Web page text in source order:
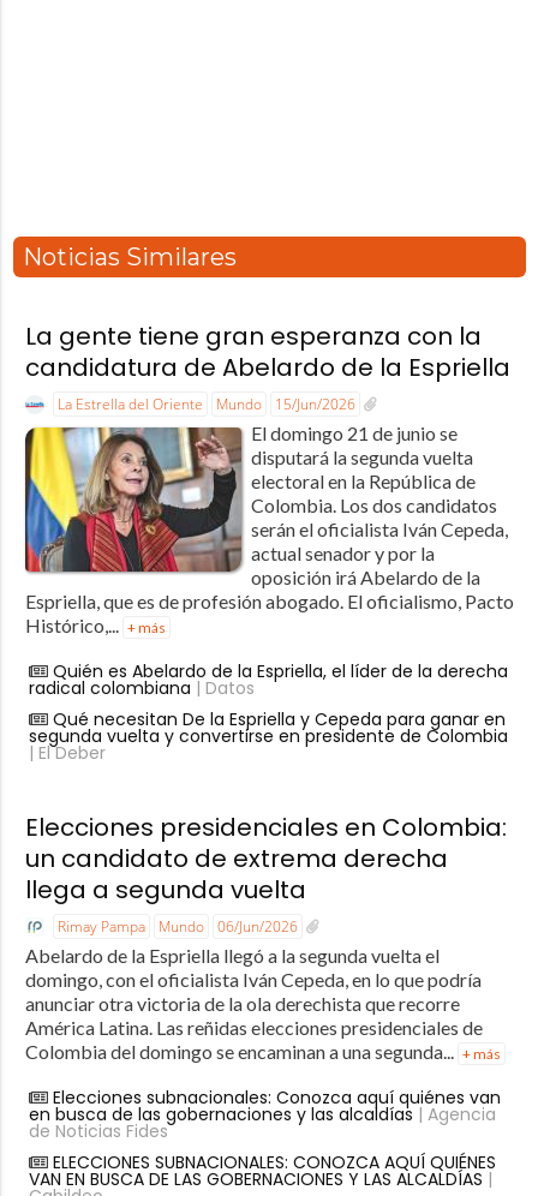
Noticias Similares
La gente tiene gran esperanza con la
candidatura de Abelardo de la Espriella
La Estrella del Oriente Mundo 15/Jun/2026
El domingo 21 de junio se
disputará la segunda vuelta
electoral en la República de
Colombia. Los dos candidatos
serán el oficialista Iván Cepeda,
actual senador y por la
oposición irá Abelardo de la
Espriella, que es de profesión abogado. El oficialismo, Pacto
Histórico,... + más
Quién es Abelardo de la Espriella, el líder de la derecha
radical colombiana | Datos
Qué necesitan De la Espriella y Cepeda para ganar en
segunda vuelta y convertirse en presidente de Colombia
| El Deber
Elecciones presidenciales en Colombia:
un candidato de extrema derecha
llega a segunda vuelta
Rimay Pampa Mundo 06/Jun/2026
Abelardo de la Espriella llegó a la segunda vuelta el
domingo, con el oficialista Iván Cepeda, en lo que podría
anunciar otra victoria de la ola derechista que recorre
América Latina. Las reñidas elecciones presidenciales de
Colombia del domingo se encaminan a una segunda...
+ más
Elecciones subnacionales: Conozca aquí quiénes van
en busca de las gobernaciones y las alcaldías | Agencia
de Noticias Fides
ELECCIONES SUBNACIONALES: CONOZCA AQUÍ QUIÉNES
VAN EN BUSCA DE LAS GOBERNACIONES Y LAS ALCALDÍAS |